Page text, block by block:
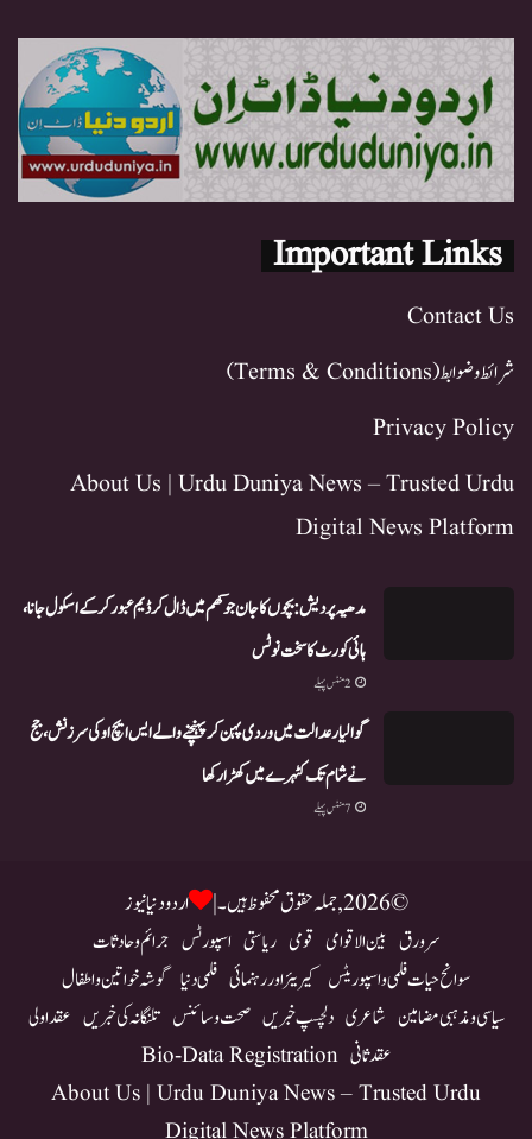
Important Links
Contact Us
شرائط و ضوابط (Terms & Conditions)
Privacy Policy
About Us | Urdu Duniya News – Trusted Urdu
Digital News Platform
مدھیہ پردیش: بچوں کا جان جوکھم میں ڈال کر ڈیم عبور کر کے اسکول جانا،
ہائی کورٹ کا سخت نوٹس
2 منٹس پہلے
گوالیار عدالت میں وردی پہن کر پہنچنے والے ایس ایچ او کی سرزنش، جج
نے شام تک کٹہرے میں کھڑا رکھا
7 منٹس پہلے
© 2026, جملہ حقوق محفوظ ہیں۔ | اردو دنیا نیوز
سرورق بین الاقوامی قومی ریاستی اسپورٹس جرائم و حادثات
سوانح حیات فلمی و اسپوریٹس کیریئر اور رہنمائی فلمی دنیا گوشہ خواتین و اطفال
سیاسی و مذہبی مضامین شاعری دلچسپ خبریں صحت و سائنس تلنگانہ کی خبریں عقد اولی
عقد ثانی Bio-Data Registration
About Us | Urdu Duniya News – Trusted Urdu
Digital News Platform